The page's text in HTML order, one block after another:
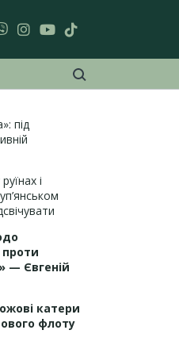
під
і
— Євгеній
катери
флоту